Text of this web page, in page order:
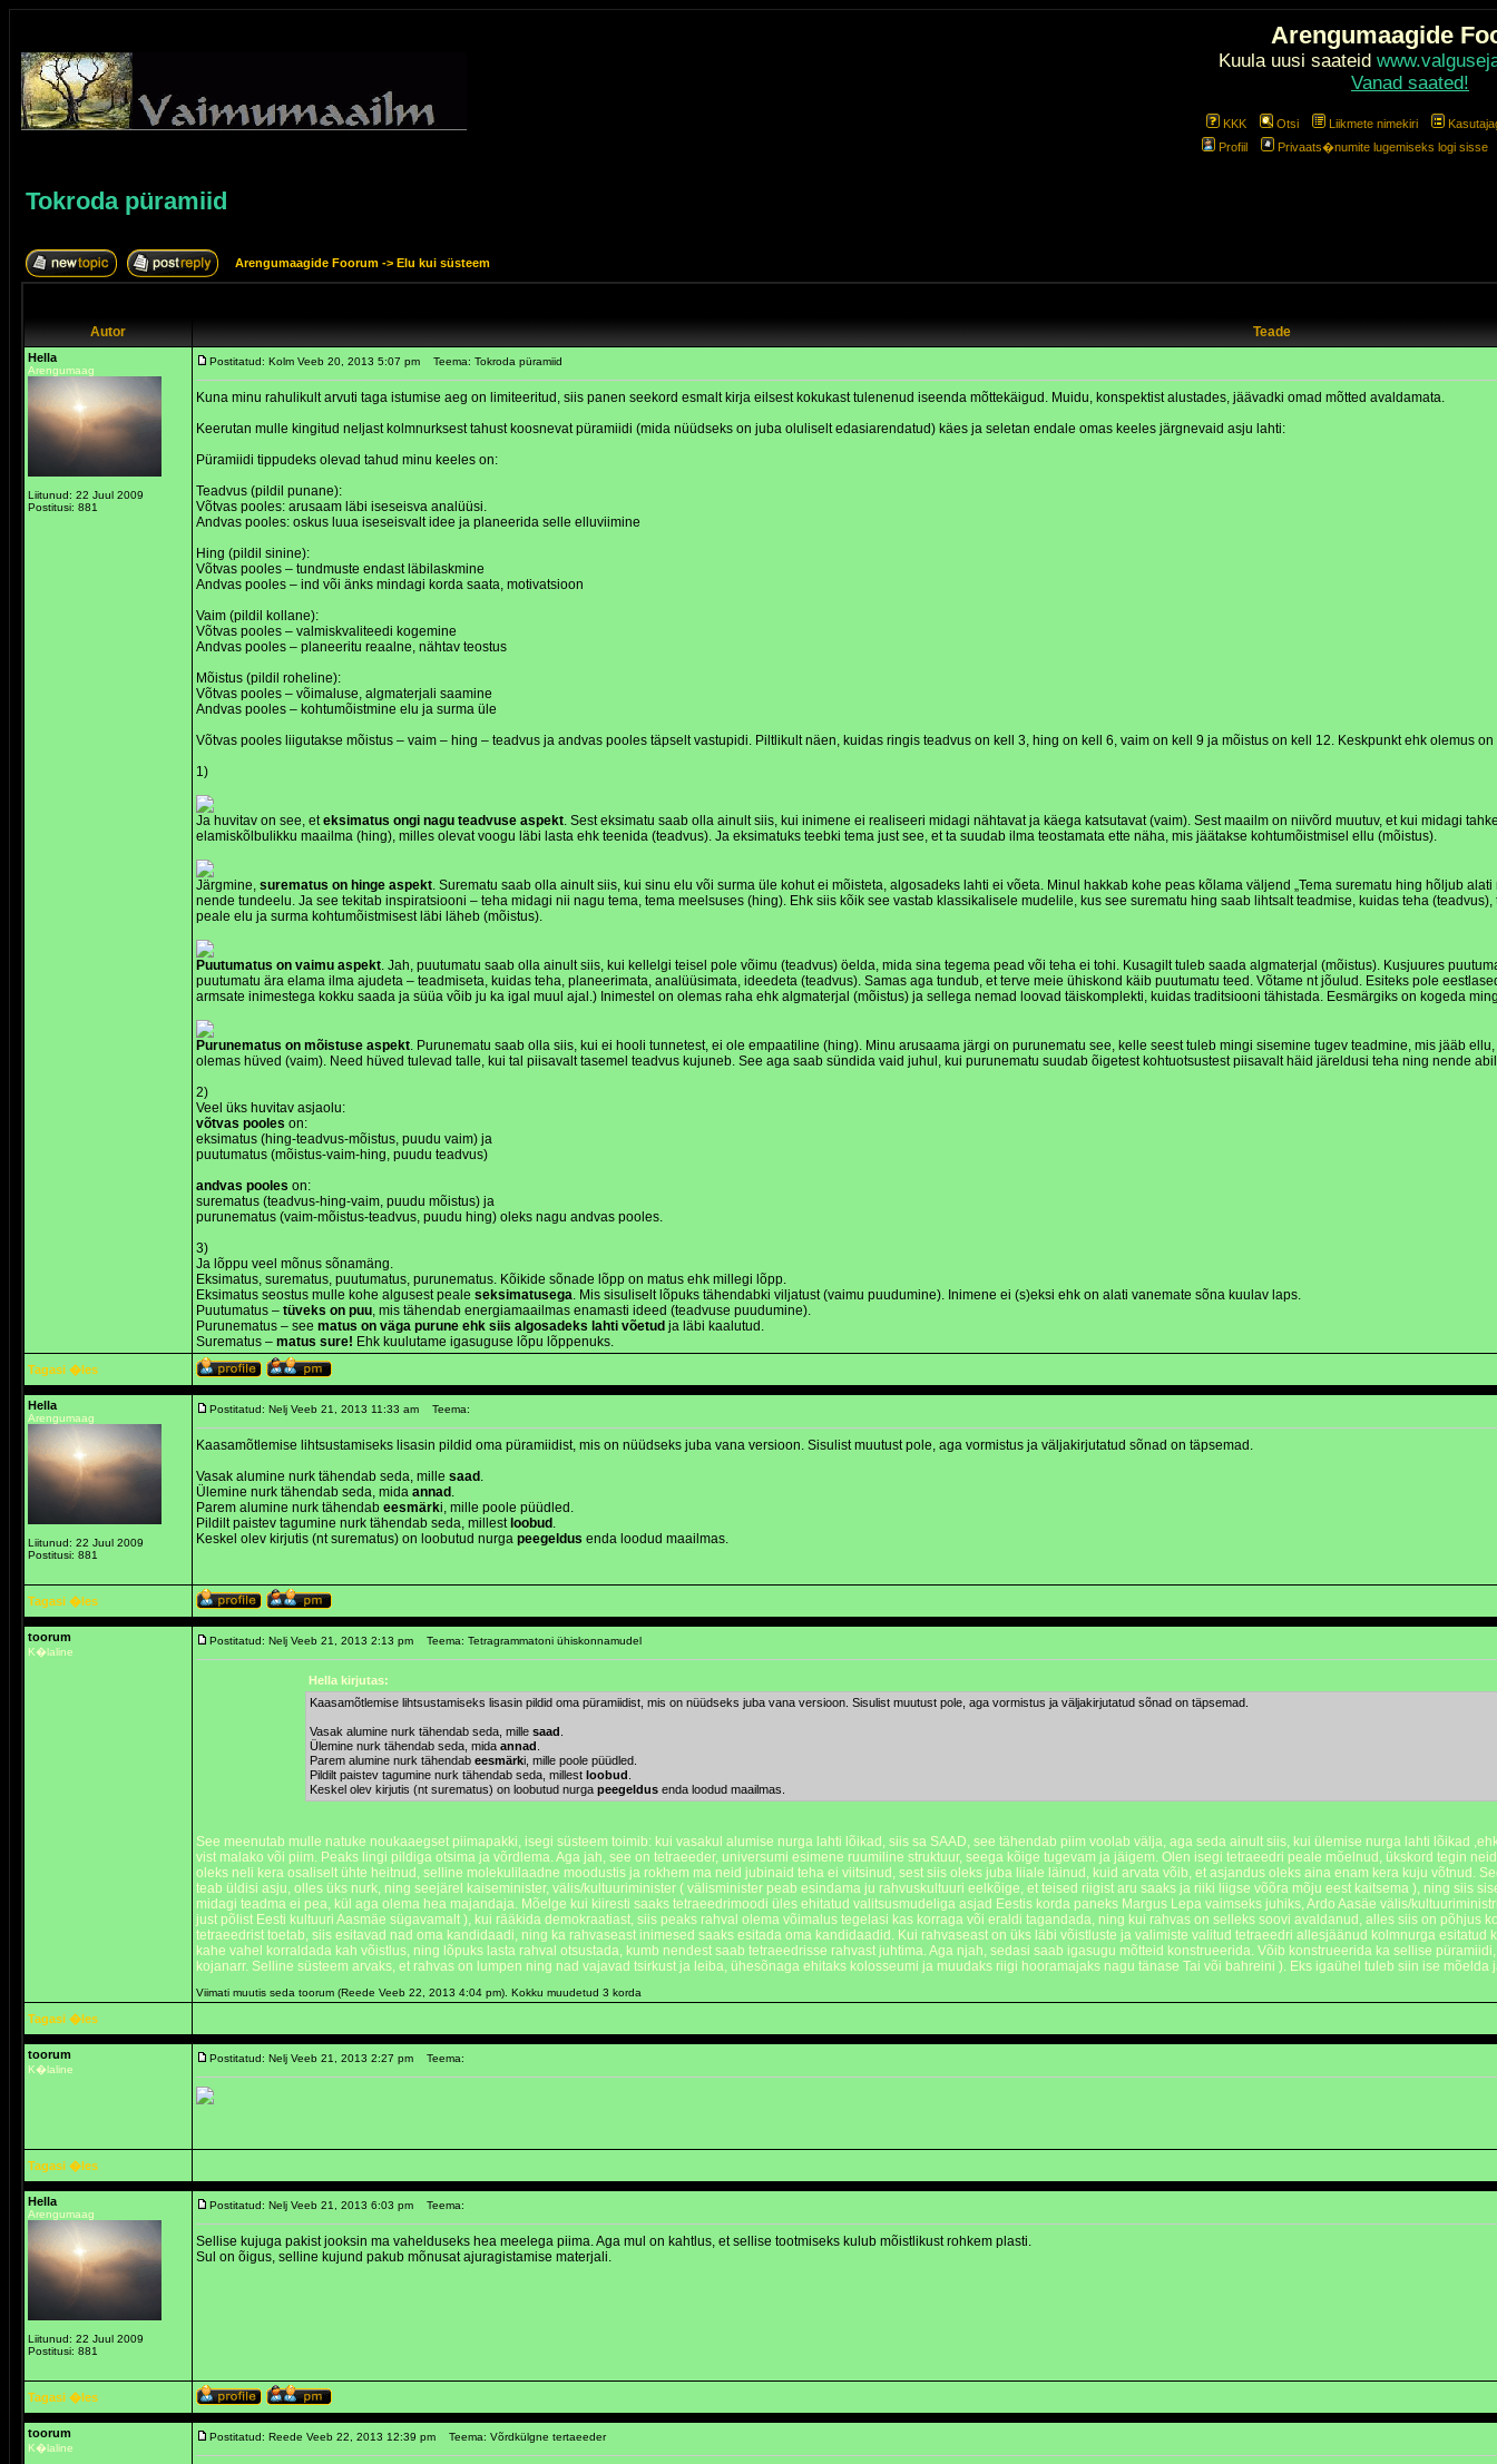
Arengumaagide
Kuula uusi saateid
Vanad saated!
KKK Otsi Liikmete nimekiri
Profiil
Privaats�numite lugemiseks logi sisse
Tokroda püramiid
Arengumaagide Foorum -> Elu kui süsteem
Autor Teade
Hella
Arengumaag
Liitunud: 22 Juul 2009
Postitusi: 881
Postitatud: Kolm Veeb 20, 2013 5:07 pm Teema: Tokroda püramiid
Kuna minu rahulikult arvuti taga istumise aeg on limiteeritud, siis panen seekord esmalt kirja eilsest kokukast tulenenud iseenda mõttekäigud. Muidu, konspektist alustades, jäävadki omad mõtted avaldamata.
Keerutan mulle kingitud neljast kolmnurksest tahust koosnevat püramiidi (mida nüüdseks on juba oluliselt edasiarendatud) käes ja seletan endale omas keeles järgnevaid asju lahti:
Püramiidi tippudeks olevad tahud minu keeles on:
Teadvus (pildil punane):
Võtvas pooles: arusaam läbi iseseisva analüüsi.
Andvas pooles: oskus luua iseseisvalt idee ja planeerida selle elluviimine
Hing (pildil sinine):
Võtvas pooles – tundmuste endast läbilaskmine
Andvas pooles – ind või änks mindagi korda saata, motivatsioon
Vaim (pildil kollane):
Võtvas pooles – valmiskvaliteedi kogemine
Andvas pooles – planeeritu reaalne, nähtav teostus
Mõistus (pildil roheline):
Võtvas pooles – võimaluse, algmaterjali saamine
Andvas pooles – kohtumõistmine elu ja surma üle
Võtvas pooles liigutakse mõistus – vaim – hing – teadvus ja andvas pooles täpselt vastupidi. Piltlikult näen, kuidas ringis teadvus on kell 3, hing on kell 6, vaim on kell 9 ja mõistus on kell 12. Keskpunkt ehk olemus
1)
Ja huvitav on see, eteksimatus ongi nagu teadvuse aspekt. Sest eksimatu saab olla ainult siis, kui inimene ei realiseeri midagi nähtavat ja käega katsutavat (vaim). Sest maailm on niivõrd muutuv, et kui midagi
elamiskõlbulikku maailma (hing), milles olevat voogu läbi lasta ehk teenida (teadvus). Ja eksimatuks teebki tema just see, et ta suudab ilma teostamata ette näha, mis jäätakse kohtumõistmisel ellu (mõistus).
Järgmine, surematus on hinge aspekt. Surematu saab olla ainult siis, kui sinu elu või surma üle kohut ei mõisteta, algosadeks lahti ei võeta. Minul hakkab kohe peas kõlama väljend „Tema surematu hing hõljub
nende tundeelu. Ja see tekitab inspiratsiooni – teha midagi nii nagu tema, tema meelsuses (hing). Ehk siis kõik see vastab klassikalisele mudelile, kus see surematu hing saab lihtsalt teadmise, kuidas teha
peale elu ja surma kohtumõistmisest läbi läheb (mõistus).
Puutumatus on vaimu aspekt. Jah, puutumatu saab olla ainult siis, kui kellelgi teisel pole võimu (teadvus) öelda, mida sina tegema pead või teha ei tohi. Kusagilt tuleb saada algmaterjal (mõistus). Kusjuures
puutumatu ära elama ilma ajudeta – teadmiseta, kuidas teha, planeerimata, analüüsimata, ideedeta (teadvus). Samas aga tundub, et terve meie ühiskond käib puutumatu teed. Võtame nt jõulud. Esiteks pole
armsate inimestega kokku saada ja süüa võib ju ka igal muul ajal.) Inimestel on olemas raha ehk algmaterjal (mõistus) ja sellega nemad loovad täiskomplekti, kuidas traditsiooni tähistada. Eesmärgiks on kogeda
Purunematus on mõistuse aspekt. Purunematu saab olla siis, kui ei hooli tunnetest, ei ole empaatiline (hing). Minu arusaama järgi on purunematu see, kelle seest tuleb mingi sisemine tugev teadmine, mis jääb
olemas hüved (vaim). Need hüved tulevad talle, kui tal piisavalt tasemel teadvus kujuneb. See aga saab sündida vaid juhul, kui purunematu suudab õigetest kohtuotsustest piisavalt häid järeldusi teha ning nende
2)
Veel üks huvitav asjaolu:
võtvas pooles on:
eksimatus (hing-teadvus-mõistus, puudu vaim) ja
puutumatus (mõistus-vaim-hing, puudu teadvus)
andvas pooles on:
surematus (teadvus-hing-vaim, puudu mõistus) ja
purunematus (vaim-mõistus-teadvus, puudu hing) oleks nagu andvas pooles.
3)
Ja lõppu veel mõnus sõnamäng.
Eksimatus, surematus, puutumatus, purunematus. Kõikide sõnade lõpp on matus ehk millegi lõpp.
Eksimatus seostus mulle kohe algusest peale seksimatusega. Mis sisuliselt lõpuks tähendabki viljatust (vaimu puudumine). Inimene ei (s)eksi ehk on alati vanemate sõna kuulav laps.
Puutumatus – tüveks on puu, mis tähendab energiamaailmas enamasti ideed (teadvuse puudumine).
Purunematus – see matus on väga purune ehk siis algosadeks lahti võetud ja läbi kaalutud.
Surematus – matus sure! Ehk kuulutame igasuguse lõpu lõppenuks.
Tagasi �les
Hella
Arengumaag
Liitunud: 22 Juul 2009
Postitusi: 881
Postitatud: Nelj Veeb 21, 2013 11:33 am Teema:
Kaasamõtlemise lihtsustamiseks lisasin pildid oma püramiidist, mis on nüüdseks juba vana versioon. Sisulist muutust pole, aga vormistus ja väljakirjutatud sõnad on täpsemad.
Vasak alumine nurk tähendab seda, mille saad .
Ülemine nurk tähendab seda, mida annad .
Parem alumine nurk tähendab eesmärki, mille poole püüdled.
Pildilt paistev tagumine nurk tähendab seda, millest loobud .
Keskel olev kirjutis (nt surematus) on loobutud nurga peegeldus enda loodud maailmas.
Tagasi �les
toorum
K�laline
Postitatud: Nelj Veeb 21, 2013 2:13 pm Teema: Tetragrammatoni ühiskonnamudel
Hella kirjutas:
Kaasamõtlemise lihtsustamiseks lisasin pildid oma püramiidist, mis on nüüdseks juba vana versioon. Sisulist muutust pole, aga vormistus ja väljakirjutatud sõnad on täpsemad.
Vasak alumine nurk tähendab seda, mille saad
Ülemine nurk tähendab seda, mida annad
Parem alumine nurk tähendab eesmärki, mille poole püüdled.
Pildilt paistev tagumine nurk tähendab seda, millest loobud
Keskel olev kirjutis (nt surematus) on loobutud nurga peegeldus enda loodud maailmas.
See meenutab mulle natuke noukaaegset piimapakki, isegi süsteem toimib: kui vasakul alumise nurga lahti lõikad, siis sa SAAD, see tähendab piim voolab välja, aga seda ainult siis, kui ülemise nurga lahti lõikad
vist malako või piim. Peaks lingi pildiga otsima ja võrdlema. Aga jah, see on tetraeeder, universumi esimene ruumiline struktuur, seega kõige tugevam ja jäigem. Olen isegi tetraeedri peale mõelnud, ükskord tegin
oleks neli kera osaliselt ühte heitnud, selline molekulilaadne moodustis ja rokhem ma neid jubinaid teha ei viitsinud, sest siis oleks juba liiale läinud, kuid arvata võib, et asjandus oleks aina enam kera kuju võtnud.
teab üldisi asju, olles üks nurk, ning seejärel kaiseminister, välis/kultuuriminister ( välisminister peab esindama ju rahvuskultuuri eelkõige, et teised riigist aru saaks ja riiki liigse võõra mõju eest kaitsema ), ning siis
midagi teadma ei pea, kül aga olema hea majandaja. Mõelge kui kiiresti saaks tetraeedrimoodi üles ehitatud valitsusmudeliga asjad Eestis korda paneks Margus Lepa vaimseks juhiks, Ardo Aasäe välis/
just põlist Eesti kultuuri Aasmäe sügavamalt ), kui rääkida demokraatiast, siis peaks rahval olema võimalus tegelasi kas korraga või eraldi tagandada, ning kui rahvas on selleks soovi avaldanud, alles siis on
tetraeedrist toetab, siis esitavad nad oma kandidaadi, ning ka rahvaseast inimesed saaks esitada oma kandidaadid. Kui rahvaseast on üks läbi võistluste ja valimiste valitud tetraeedri allesjäänud kolmnurga
kahe vahel korraldada kah võistlus, ning lõpuks lasta rahval otsustada, kumb nendest saab tetraeedrisse rahvast juhtima. Aga njah, sedasi saab igasugu mõtteid konstrueerida. Võib konstrueerida ka sellise
kojanarr. Selline süsteem arvaks, et rahvas on lumpen ning nad vajavad tsirkust ja leiba, ühesõnaga ehitaks kolosseumi ja muudaks riigi hooramajaks nagu tänase Tai või bahreini ). Eks igaühel tuleb siin ise
Viimati muutis seda toorum (Reede Veeb 22, 2013 4:04 pm). Kokku muudetud 3 korda
Tagasi �les
toorum
K�laline
Postitatud: Nelj Veeb 21, 2013 2:27 pm Teema:
Tagasi �les
Hella
Arengumaag
Liitunud: 22 Juul 2009
Postitusi: 881
Postitatud: Nelj Veeb 21, 2013 6:03 pm Teema:
Sellise kujuga pakist jooksin ma vahelduseks hea meelega piima. Aga mul on kahtlus, et sellise tootmiseks kulub mõistlikust rohkem plasti.
Sul on õigus, selline kujund pakub mõnusat ajuragistamise materjali.
Tagasi �les
toorum
K�laline
Postitatud: Reede Veeb 22, 2013 12:39 pm Teema: Võrdkülgne tertaeeder